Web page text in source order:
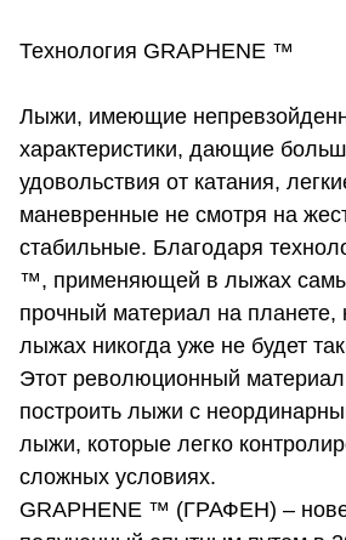
Технология GRAPHENE ™
Лыжи, имеющие
характеристики, дающие
удовольствия от катания,
маневренные не смотря на
стабильные. Благодаря
™, применяющей в лыжах
прочный материал на планете,
лыжах никогда уже не будет
Этот революционный материал
построить лыжи с
лыжи, которые легко
сложных условиях.
GRAPHENE ™ (ГРАФЕН) –